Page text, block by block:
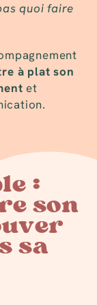
quoi faire
à plat son
et
:
son
sa